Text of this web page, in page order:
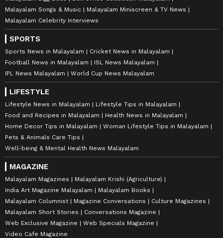
Malayalam Songs & Music
Malayalam Miniscreen & TV News
Malayalam Celebrity Interviews
SPORTS
Sports News in Malayalam
Cricket News in Malayalam
Football News in Malayalam
ISL News Malayalam
IPL News Malayalam
World Cup News Malayalam
LIFESTYLE
Lifestyle News in Malayalam
Lifestyle Tips in Malayalam
Food and Recipes in Malayalam
Health News in Malayalam
Home Decor Tips in Malayalam
Woman Lifestyle Tips in Malayalam
Pets & Animals Care Tips
Well-being & Mental Health News Malayalam
MAGAZINE
Malayalam Magazines
Malayalam Krishi (Agriculture)
India Art Magazine Malayalam
Malayalam Books
Malayalam Columnist
Magazine Conversations
Culture Magazines
Malayalam Short Stories
Conversations Magazine
Web Exclusive Magazine
Web Specials Magazine
Video Cafe Magazine